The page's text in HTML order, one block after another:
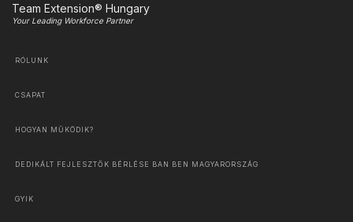
Team Extension® Hungary
Your Leading Workforce Partner
RÓLUNK
CSAPAT
HOGYAN MŰKÖDIK?
DEDIKÁLT FEJLESZTŐK BÉRLÉSE BAN BEN MAGYARORSZÁG
GYIK